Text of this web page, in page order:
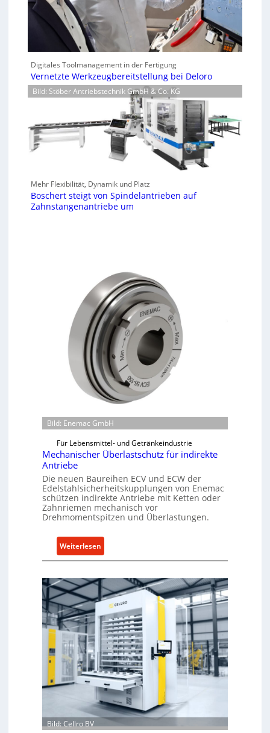
Digitales Toolmanagement in der Fertigung
Vernetzte Werkzeugbereitstellung bei Deloro
Bild: Stöber Antriebstechnik GmbH & Co. KG
Mehr Flexibilität, Dynamik und Platz
Boschert steigt von Spindelantrieben auf
Zahnstangenantriebe um
Bild: Enemac GmbH
Für Lebensmittel- und Getränkeindustrie
Mechanischer Überlastschutz für indirekte
Antriebe
Die neuen Baureihen ECV und ECW der
Edelstahlsicherheitskupplungen von Enemac
schützen indirekte Antriebe mit Ketten oder
Zahnriemen mechanisch vor
Drehmomentspitzen und Überlastungen.
Weiterlesen:
M
c
h
n
c
h
e
Ü
Bild: Cellro BV